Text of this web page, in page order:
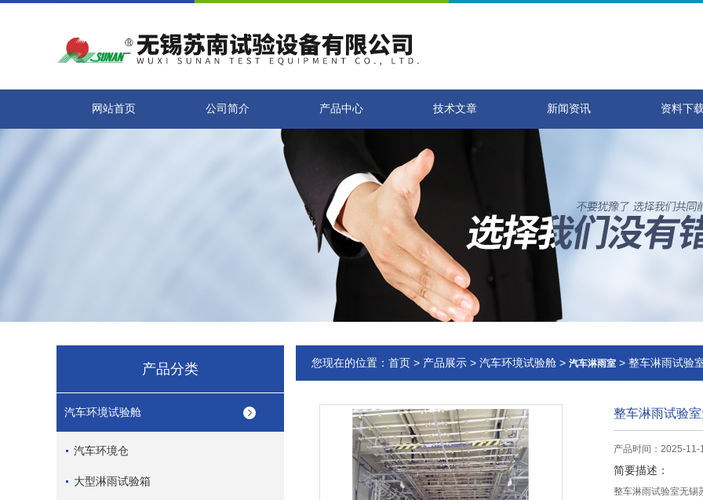
网站首页 公司简介 产品中心 技术文章 新闻资讯 资料下
产品分类
汽车环境试验舱
汽车环境仓
大型淋雨试验箱
您现在的位置： 首页 > 产品展示 > 汽车环境试验舱 > 汽车淋雨室 > 整车淋雨试验
整车淋雨试验
产品时间：2025-11-
简要描述：
整车淋雨试验室无锡